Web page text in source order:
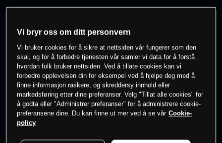
- -
0% av kunder erpå dette instrumentet
Søk om konto
Vi bryr oss om ditt personvern
Vi bruker cookies for å sikre at nettsiden vår fungerer som den
skal, og for å forbedre tjenesten vår samler vi data for å forstå
hvordan folk bruker nettsiden. Ved å tillate cookies kan vi
forbedre opplevelsen din for eksempel ved å hjelpe deg med å
finne informasjon raskere, og skreddersy innhold eller
markedsføring etter dine preferanser. Velg "Tillat alle cookies" for
å godta eller "Administrer preferanser" for å administrere cookie-
preferansene dine. Du kan finne ut mer ved å se vår Cookie-
policy